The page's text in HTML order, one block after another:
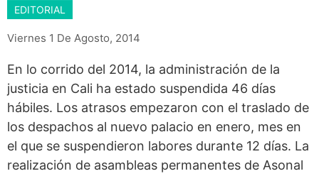
EDITORIAL
Viernes 1 De Agosto, 2014
En lo corrido del 2014, la administración de la
justicia en Cali ha estado suspendida 46 días
hábiles. Los atrasos empezaron con el traslado de
los despachos al nuevo palacio en enero, mes en
el que se suspendieron labores durante 12 días. La
realización de asambleas permanentes de Asonal